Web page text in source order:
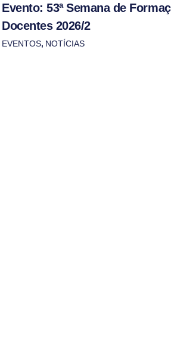
Evento: 53ª Semana de
Docentes 2026/2
EVENTOS, NOTÍCIAS